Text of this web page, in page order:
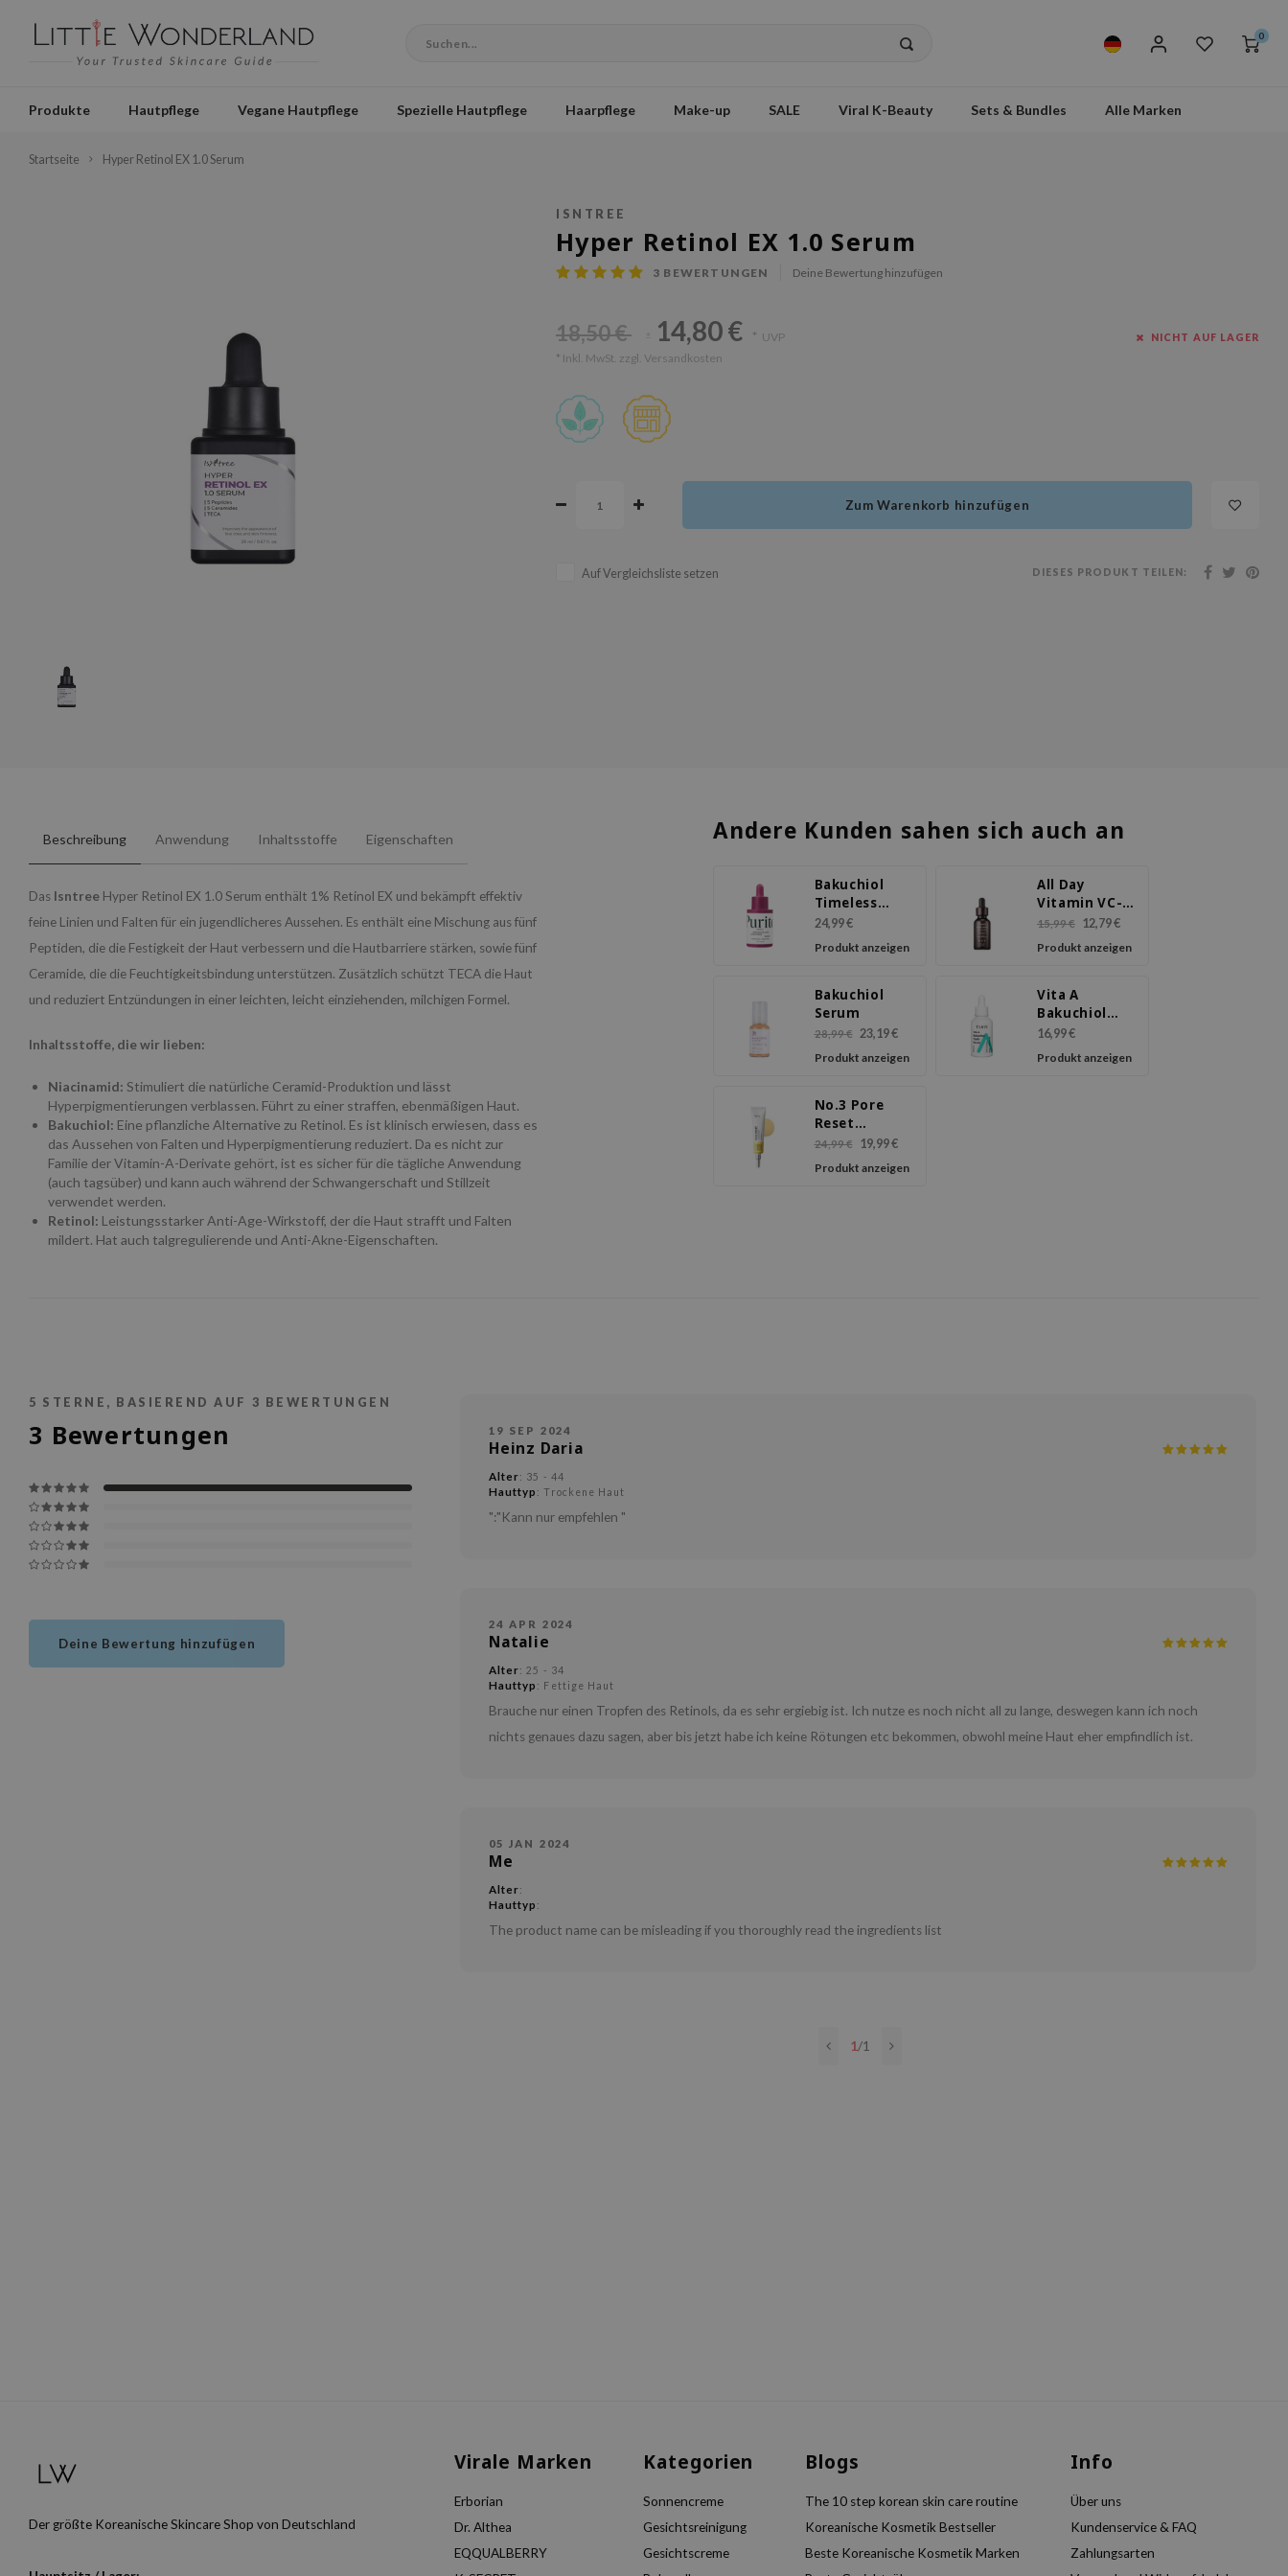
0
Produkte Hautpflege Vegane Hautpflege Spezielle Hautpflege Haarpflege Make-up SALE Viral K-Beauty Sets & Bundles Alle Marken
Startseite Hyper Retinol EX 1.0 Serum
ISNTREE
Hyper Retinol EX 1.0 Serum
3 BEWERTUNGEN Deine Bewertung hinzufügen
18,50 € 14,80 € * UVP
* Inkl. MwSt. zzgl. Versandkosten
NICHT AUF LAGER
Zum Warenkorb hinzufügen
Auf Vergleichsliste setzen DIESES PRODUKT TEILEN:
Beschreibung Anwendung Inhaltsstoffe Eigenschaften
Das Isntree Hyper Retinol EX 1.0 Serum enthält 1% Retinol EX und bekämpft effektiv
feine Linien und Falten für ein jugendlicheres Aussehen. Es enthält eine Mischung aus fünf
Peptiden, die die Festigkeit der Haut verbessern und die Hautbarriere stärken, sowie fünf
Ceramide, die die Feuchtigkeitsbindung unterstützen. Zusätzlich schützt TECA die Haut
und reduziert Entzündungen in einer leichten, leicht einziehenden, milchigen Formel.
Inhaltsstoffe, die wir lieben:
Niacinamid: Stimuliert die natürliche Ceramid-Produktion und lässt
Hyperpigmentierungen verblassen. Führt zu einer straffen, ebenmäßigen Haut.
Bakuchiol: Eine pflanzliche Alternative zu Retinol. Es ist klinisch erwiesen, dass es
das Aussehen von Falten und Hyperpigmentierung reduziert. Da es nicht zur
Familie der Vitamin-A-Derivate gehört, ist es sicher für die tägliche Anwendung
(auch tagsüber) und kann auch während der Schwangerschaft und Stillzeit
verwendet werden.
Retinol: Leistungsstarker Anti-Age-Wirkstoff, der die Haut strafft und Falten
mildert. Hat auch talgregulierende und Anti-Akne-Eigenschaften.
Andere Kunden sahen sich auch an
Bakuchiol
Timeless
Bloom
Revitalizing
Serum
24,99 €
Produkt anzeigen
All Day
Vitamin VC-IP
1.0 Firming
Serum
15,99 €
12,79 €
Produkt anzeigen
Bakuchiol
Serum
28,99 € 23,19 €
Produkt anzeigen
Vita A
Bakuchiol
Youth Serum
16,99 €
Produkt anzeigen
No.3 Pore
Reset
Ampoule Shot
24,99 €
19,99 €
Produkt anzeigen
5 STERNE, BASIEREND AUF 3 BEWERTUNGEN
3 Bewertungen
Deine Bewertung hinzufügen
19 SEP 2024
Heinz Daria
Alter: 35 - 44
Hauttyp : Trockene Haut
":"Kann nur empfehlen "
24 APR 2024
Natalie
Alter: 25 - 34
Hauttyp : Fettige Haut
Brauche nur einen Tropfen des Retinols, da es sehr ergiebig ist. Ich nutze es noch nicht all zu lange, deswegen kann ich noch
nichts genaues dazu sagen, aber bis jetzt habe ich keine Rötungen etc bekommen, obwohl meine Haut eher empfindlich ist.
05 JAN 2024
Me
Alter:
Hauttyp :
The product name can be misleading if you thoroughly read the ingredients list
1/1
Der größte Koreanische Skincare Shop von Deutschland
Virale Marken
Erborian
Dr. Althea
EQQUALBERRY
Kategorien
Sonnencreme
Gesichtsreinigung
Gesichtscreme
Blogs
The 10 step korean skin care routine
Koreanische Kosmetik Bestseller
Beste Koreanische Kosmetik Marken
Info
Über uns
Kundenservice & FAQ
Zahlungsarten